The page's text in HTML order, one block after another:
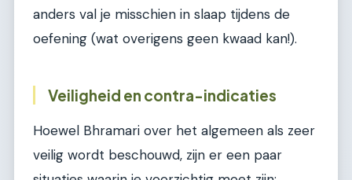
anders val je misschien in slaap tijdens de
oefening (wat overigens geen kwaad kan!).
Veiligheid en contra-indicaties
Hoewel Bhramari over het algemeen als zeer
veilig wordt beschouwd, zijn er een paar